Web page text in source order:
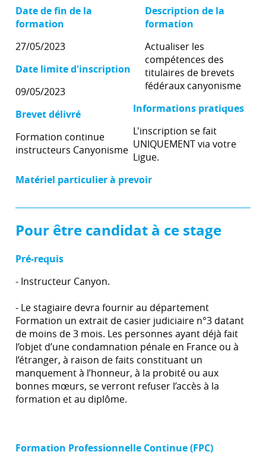
Date de fin de la
formation
27/05/2023
Date limite d'inscription
09/05/2023
Brevet délivré
Formation continue
instructeurs Canyonisme
Description de la
formation
Actualiser les
compétences des
titulaires de brevets
fédéraux canyonisme
Informations pratiques
L'inscription se fait
UNIQUEMENT via votre
Ligue.
Matériel particulier à prevoir
Pour être candidat à ce stage
Pré-requis
- Instructeur Canyon.
- Le stagiaire devra fournir au département
Formation un extrait de casier judiciaire n°3 datant
de moins de 3 mois. Les personnes ayant déjà fait
l’objet d’une condamnation pénale en France ou à
l’étranger, à raison de faits constituant un
manquement à l’honneur, à la probité ou aux
bonnes mœurs, se verront refuser l’accès à la
formation et au diplôme.
Formation Professionnelle Continue (FPC)